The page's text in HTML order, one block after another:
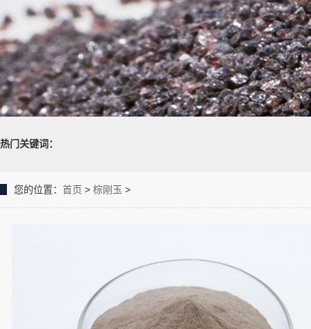
热门关键词：
您的位置： 首页 > 棕刚玉 >